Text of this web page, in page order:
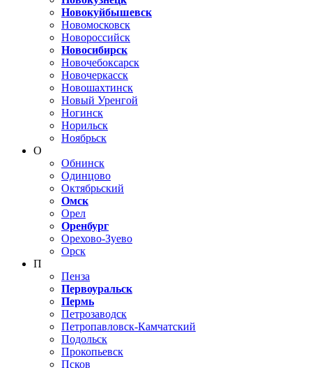
Новокуйбышевск
Новомосковск
Новороссийск
Новосибирск
Новочебоксарск
Новочеркасск
Новошахтинск
Новый Уренгой
Ногинск
Норильск
Ноябрьск
О
Обнинск
Одинцово
Октябрьский
Омск
Орел
Оренбург
Орехово-Зуево
Орск
П
Пенза
Первоуральск
Пермь
Петрозаводск
Петропавловск-Камчатский
Подольск
Прокопьевск
Псков